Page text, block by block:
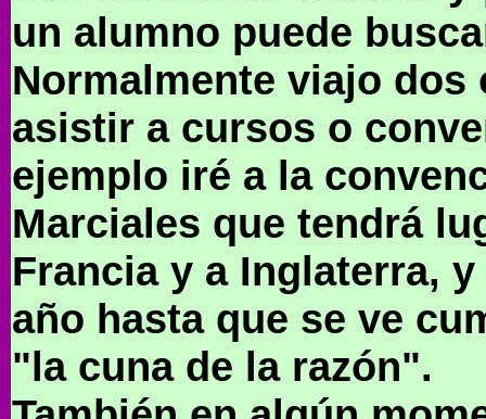
un alumno puede
Normalmente viajo dos
asistir a cursos o
ejemplo iré a la
Marciales que tendrá
Francia y a Inglaterra,
año hasta que se ve
"la cuna de la razón".